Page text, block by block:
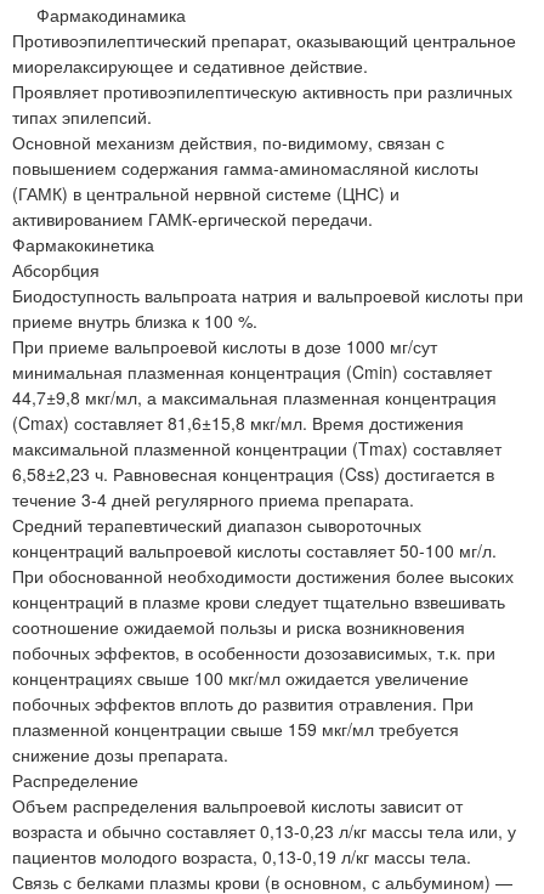
Фармакодинамика
Противоэпилептический препарат, оказывающий центральное
миорелаксирующее и седативное действие.
Проявляет противоэпилептическую активность при различных
типах эпилепсий.
Основной механизм действия, по-видимому, связан с
повышением содержания гамма-аминомасляной кислоты
(ГАМК) в центральной нервной системе (ЦНС) и
активированием ГАМК-ергической передачи.
Фармакокинетика
Абсорбция
Биодоступность вальпроата натрия и вальпроевой кислоты при
приеме внутрь близка к 100 %.
При приеме вальпроевой кислоты в дозе 1000 мг/сут
минимальная плазменная концентрация (Cmin) составляет
44,7±9,8 мкг/мл, а максимальная плазменная концентрация
(Cmax) составляет 81,6±15,8 мкг/мл. Время достижения
максимальной плазменной концентрации (Tmax) составляет
6,58±2,23 ч. Равновесная концентрация (Css) достигается в
течение 3-4 дней регулярного приема препарата.
Средний терапевтический диапазон сывороточных
концентраций вальпроевой кислоты составляет 50-100 мг/л.
При обоснованной необходимости достижения более высоких
концентраций в плазме крови следует тщательно взвешивать
соотношение ожидаемой пользы и риска возникновения
побочных эффектов, в особенности дозозависимых, т.к. при
концентрациях свыше 100 мкг/мл ожидается увеличение
побочных эффектов вплоть до развития отравления. При
плазменной концентрации свыше 159 мкг/мл требуется
снижение дозы препарата.
Распределение
Объем распределения вальпроевой кислоты зависит от
возраста и обычно составляет 0,13-0,23 л/кг массы тела или, у
пациентов молодого возраста, 0,13-0,19 л/кг массы тела.
Связь с белками плазмы крови (в основном, с альбумином) —